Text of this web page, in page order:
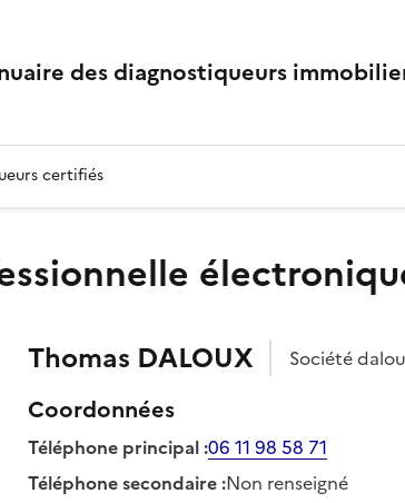
des diagnostiqueurs
certifiés
Thomas DALOUX Société
Coordonnées
Téléphone principal:06 11 98 58 71
Téléphone secondaire:Non renseigné